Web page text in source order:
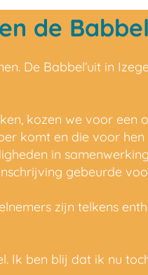
de
De Babbel’uit in
kozen we voor een
komt en die voor
in
gebeurde
zijn telkens
Ik ben blij dat ik nu